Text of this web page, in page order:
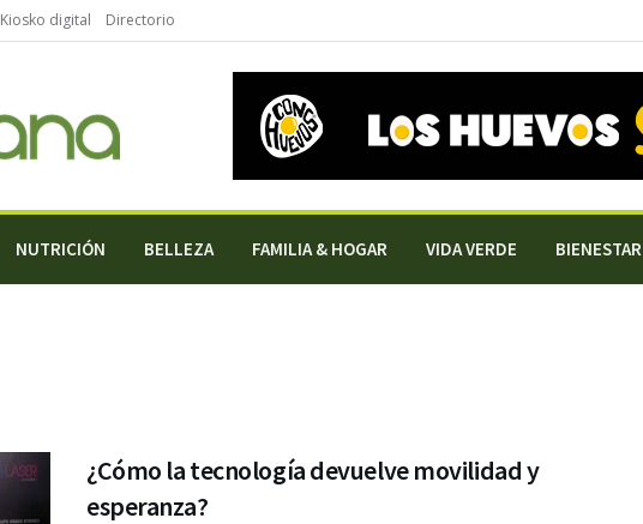
Kiosko digital Directorio
NUTRICIÓN BELLEZA FAMILIA & HOGAR VIDA VERDE BIENESTAR
¿Cómo la tecnología devuelve movilidad y
esperanza?